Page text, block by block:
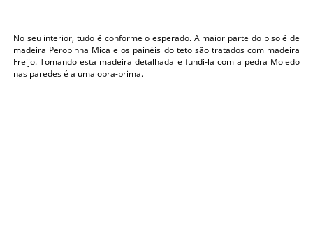
No seu interior, tudo é conforme o esperado. A maior parte do piso é de
madeira Perobinha Mica e os painéis do teto são tratados com madeira
Freijo. Tomando esta madeira detalhada e fundi-la com a pedra Moledo
nas paredes é a uma obra-prima.